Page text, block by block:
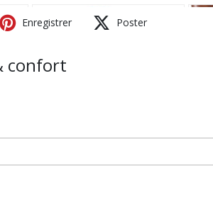
Enregistrer Poster
confort